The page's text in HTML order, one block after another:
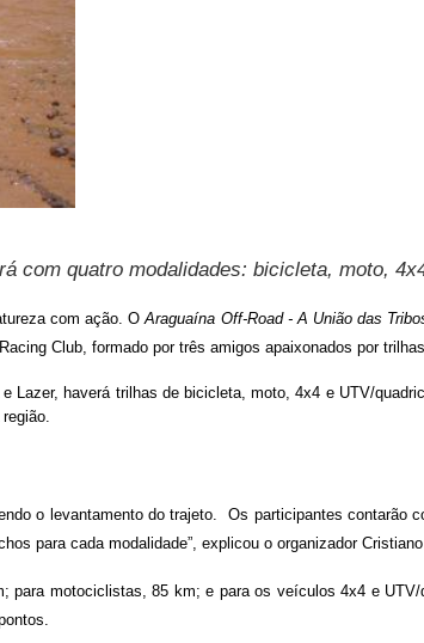
com quatro modalidades: bicicleta, moto,
com ação. OAraguaína Off-Road - A União das
Club, formado por três amigos apaixonados por
Lazer, haverá trilhas de bicicleta, moto, 4x4 e UTV/
o levantamento do trajeto. Os participantes contarão
para cada modalidade”, explicou o organizador
motociclistas, 85 km; e para os veículos 4x4 e